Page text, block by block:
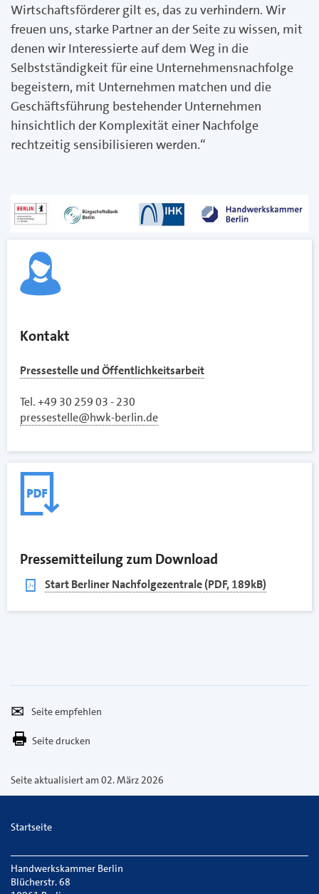
Wirtschaftsförderer gilt es, das zu verhindern. Wir
freuen uns, starke Partner an der Seite zu wissen, mit
denen wir Interessierte auf dem Weg in die
Selbstständigkeit für eine Unternehmensnachfolge
begeistern, mit Unternehmen matchen und die
Geschäftsführung bestehender Unternehmen
hinsichtlich der Komplexität einer Nachfolge
rechtzeitig sensibilisieren werden.“
Kontakt
Pressestelle und Öffentlichkeitsarbeit
Tel. +49 30 259 03 - 230
pressestelle@hwk-berlin.de
Pressemitteilung zum Download
pdf Start Berliner Nachfolgezentrale (PDF, 189kB)
empfehlen
Per
E-
versenden
Seite drucken
Seite aktualisiert am 02. März 2026
Startseite
Handwerkskammer Berlin
Blücherstr. 68